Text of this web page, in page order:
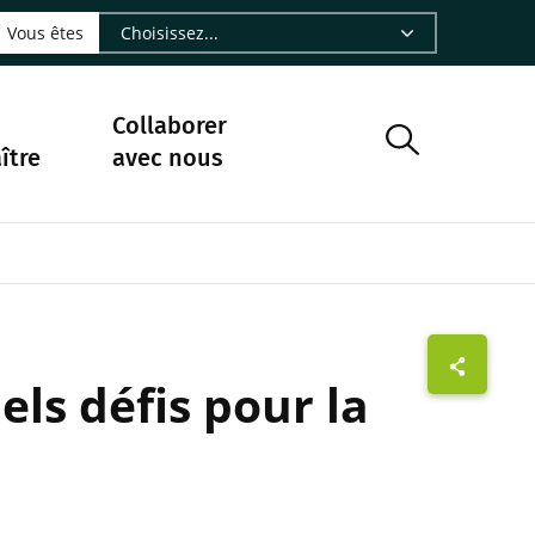
- CIRAD
Facebook - CIRAD
sur Instagram - CIRAD
sur Youtube - CIRAD
suivre sur Bluesky - CIRAD
Nourrir le vivant, le podcast du Cirad - CIRAD
Nous contacter par courriel - CIRAD
la page Flux RSS - CIRAD
Vous êtes
Collaborer
avec nous
défis pour la